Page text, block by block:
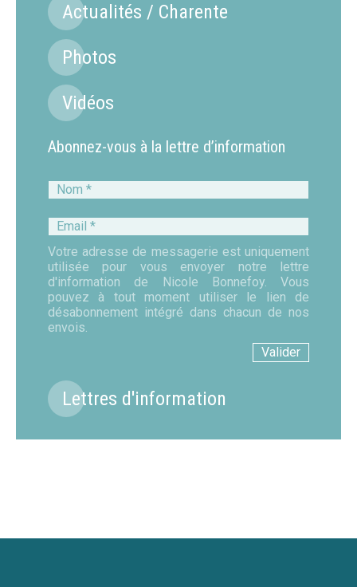
Actualités / Charente
Photos
Vidéos
Abonnez-vous à la lettre d’information
Nom
Email
Votre adresse de messagerie est uniquement
utilisée pour vous envoyer notre lettre
d'information de Nicole Bonnefoy. Vous
pouvez à tout moment utiliser le lien de
désabonnement intégré dans chacun de nos
envois.
Lettres d'information